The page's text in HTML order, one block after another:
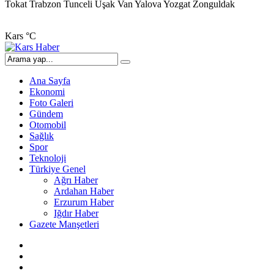
Tokat Trabzon Tunceli Uşak Van Yalova Yozgat Zonguldak
Kars °C
Ana Sayfa
Ekonomi
Foto Galeri
Gündem
Otomobil
Sağlık
Spor
Teknoloji
Türkiye Genel
Ağrı Haber
Ardahan Haber
Erzurum Haber
Iğdır Haber
Gazete Manşetleri